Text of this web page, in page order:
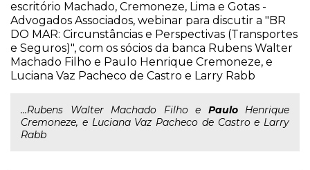
escritório Machado, Cremoneze, Lima e Gotas -
Advogados Associados, webinar para discutir a "BR
DO MAR: Circunstâncias e Perspectivas (Transportes
e Seguros)", com os sócios da banca Rubens Walter
Machado Filho e Paulo Henrique Cremoneze, e
Luciana Vaz Pacheco de Castro e Larry Rabb
...Rubens Walter Machado Filho e PauloHenrique
Cremoneze, e Luciana Vaz Pacheco de Castro e Larry
Rabb